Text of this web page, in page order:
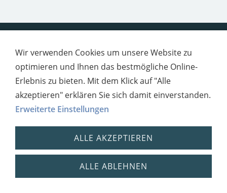
Wir verwenden Cookies um unsere Website zu
optimieren und Ihnen das bestmögliche Online-
Erlebnis zu bieten. Mit dem Klick auf "Alle
akzeptieren" erklären Sie sich damit einverstanden.
Erweiterte Einstellungen
ALLE AKZEPTIEREN
ALLE ABLEHNEN